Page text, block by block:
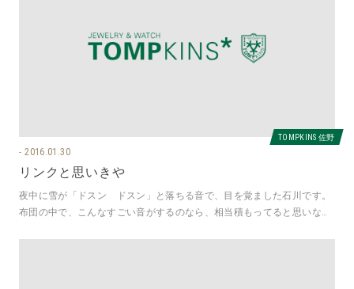
TOMPKINS 佐野
2016.01.30
リンクと思いきや
夜中に雪が「ドスン ドスン」と落ちる音で、目を覚ました石川です。
布団の中で、こんなすごい音がするのなら、相当積もってると思いなが